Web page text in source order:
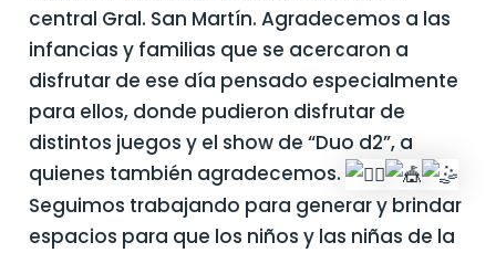
central Gral. San Martín. Agradecemos a las
infancias y familias que se acercaron a
disfrutar de ese día pensado especialmente
para ellos, donde pudieron disfrutar de
distintos juegos y el show de “Duo d2”, a
quienes también agradecemos.
Seguimos trabajando para generar y brindar
espacios para que los niños y las niñas de la